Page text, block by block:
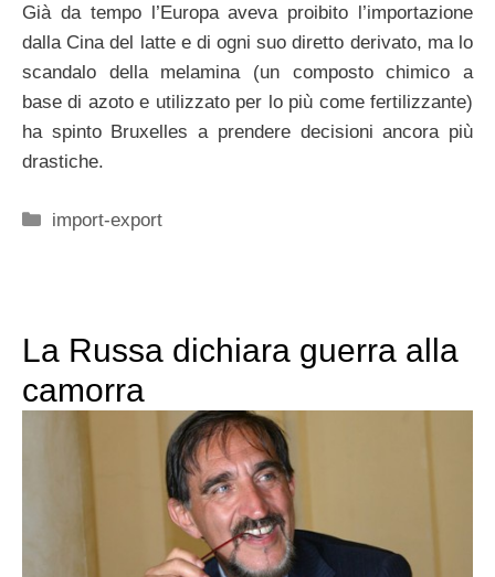
Già da tempo l’Europa aveva proibito l’importazione
dalla Cina del latte e di ogni suo diretto derivato, ma lo
scandalo della melamina (un composto chimico a
base di azoto e utilizzato per lo più come fertilizzante)
ha spinto Bruxelles a prendere decisioni ancora più
drastiche.
Categorie
import-export
La Russa dichiara guerra alla
camorra